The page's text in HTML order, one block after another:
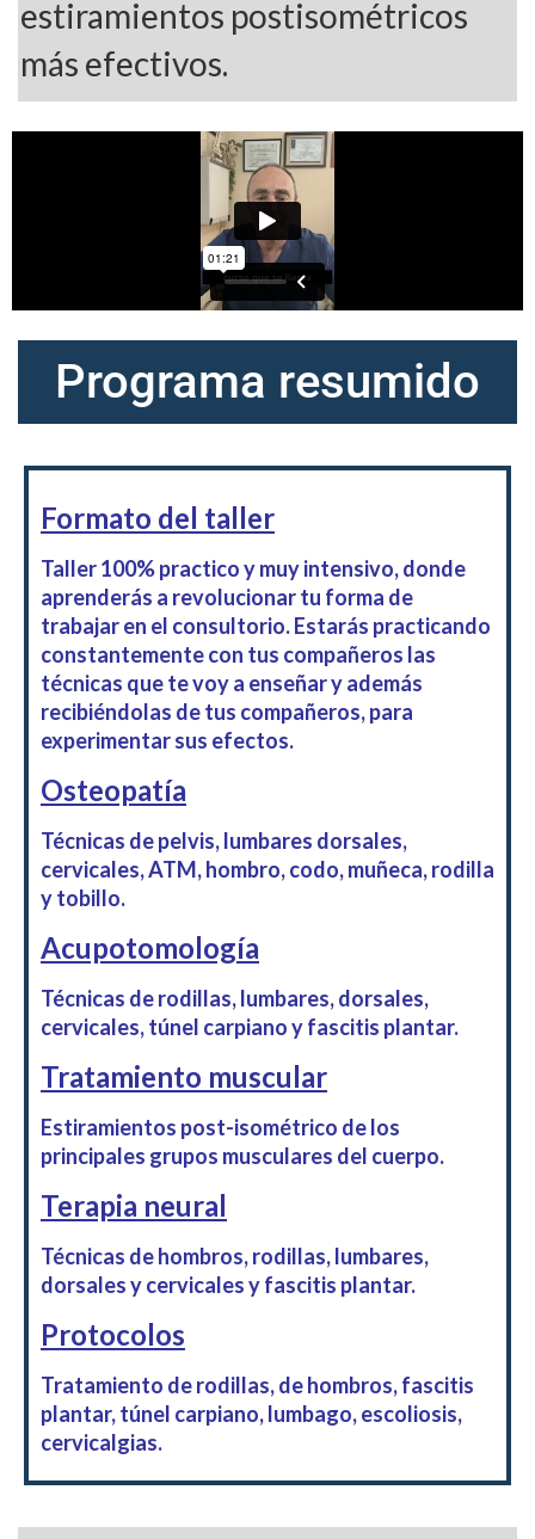
estiramientos postisométricos
más efectivos.
Programa resumido
Formato del taller
Taller 100% practico y muy intensivo, donde
aprenderás a revolucionar tu forma de
trabajar en el consultorio. Estarás practicando
constantemente con tus compañeros las
técnicas que te voy a enseñar y además
recibiéndolas de tus compañeros, para
experimentar sus efectos.
Osteopatía
Técnicas de pelvis, lumbares dorsales,
cervicales, ATM, hombro, codo, muñeca, rodilla
y tobillo.
Acupotomología
Técnicas de rodillas, lumbares, dorsales,
cervicales, túnel carpiano y fascitis plantar.
Tratamiento muscular
Estiramientos post-isométrico de los
principales grupos musculares del cuerpo.
Terapia neural
Técnicas de hombros, rodillas, lumbares,
dorsales y cervicales y fascitis plantar.
Protocolos
Tratamiento de rodillas, de hombros, fascitis
plantar, túnel carpiano, lumbago, escoliosis,
cervicalgias.